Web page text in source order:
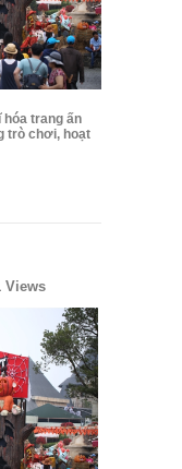
trang ấn
trò chơi, hoạt
Views